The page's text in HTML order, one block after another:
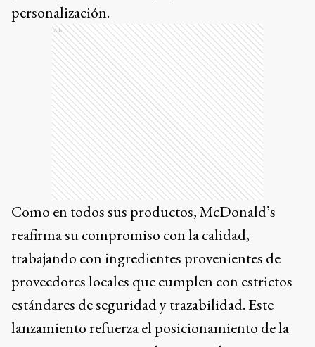
personalización.
Ads
Como en todos sus productos, McDonald’s
reafirma su compromiso con la calidad,
trabajando con ingredientes provenientes de
proveedores locales que cumplen con estrictos
estándares de seguridad y trazabilidad. Este
lanzamiento refuerza el posicionamiento de la